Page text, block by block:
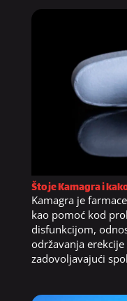
Što je Kamagra i
Kamagra je
kao pomoć kod
disfunkcijom,
održavanja
zadovoljavajući